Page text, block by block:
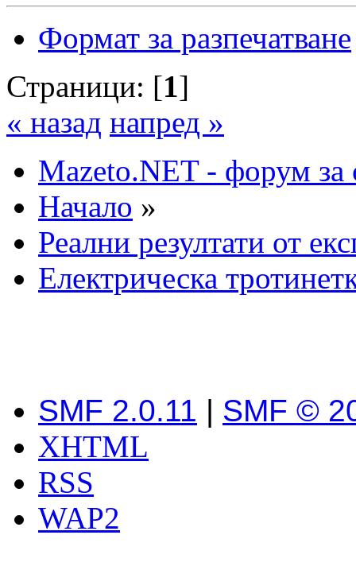
Формат за разпечатване
Страници: [1]
« назад напред »
Mazeto.NET - форум за
Начало »
Реални резултати от
Електрическа
SMF 2.0.11 | SMF ©
XHTML
RSS
WAP2